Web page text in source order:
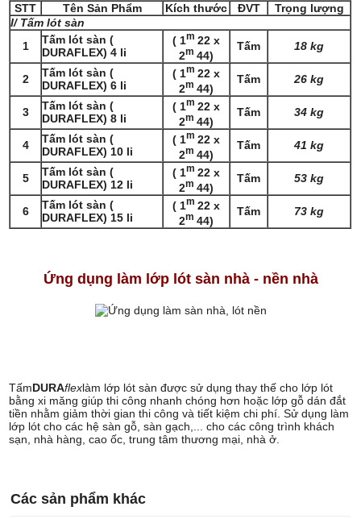
STT Tên Sản Phẩm Kích thước ĐVT
Trọng lượng
I/ Tấm lót sàn
1
Tấm lót sàn (
DURAFLEX) 4 li
( 1m22 x
2m 44)
Tấm 18 kg
2
Tấm lót sàn (
DURAFLEX) 6 li
( 1m22 x
2m 44)
Tấm 26 kg
3
Tấm lót sàn (
DURAFLEX) 8 li
( 1m22 x
2m 44)
Tấm 34 kg
4
Tấm lót sàn (
DURAFLEX) 10 li
( 1m22 x
2m 44)
Tấm 41 kg
5
Tấm lót sàn (
DURAFLEX) 12 li
( 1m22 x
2m 44)
Tấm 53 kg
6
Tấm lót sàn (
DURAFLEX) 15 li
( 1m22 x
2m 44)
Tấm 73 kg
Ứng dụng làm lớp lót sàn nhà - nền nhà
TấmDURAflexlàm lớp lót sàn được sử dụng thay thế cho lớp lót
bằng xi măng giúp thi công nhanh chóng hơn hoặc lớp gỗ dán đắt
tiền nhằm giảm thời gian thi công và tiết kiệm chi phí. Sử dụng làm
lớp lót cho các hệ sàn gỗ, sàn gạch,... cho các công trình khách
sạn, nhà hàng, cao ốc, trung tâm thương mại, nhà ở.
Các sản phẩm khác